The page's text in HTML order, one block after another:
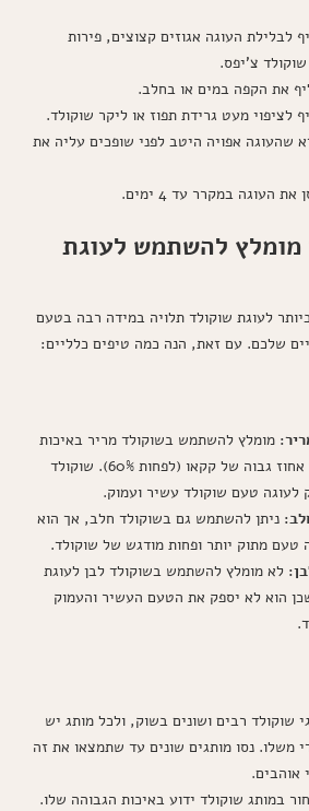
לבלילת העוגה אגוזים קצוצים, פירות
צ'יפס.
את הקפה במים או בחלב.
לציפוי מעט גרידת תפוז או ליקר שוקולד.
שהעוגה אפויה היטב לפני שופכים עליה את
העוגה במקרר עד 4 ימים.
מומלץ להשתמש לעוגת
לעוגת שוקולד תלויה במידה רבה בטעם
שלכם. עם זאת, הנה כמה טיפים כלליים:
מומלץ להשתמש בשוקולד מריר באיכות
גבוהה עם אחוז גבוה של קקאו (לפחות 60%). שוקולד
לעוגה טעם שוקולד עשיר ועמוק.
ניתן להשתמש גם בשוקולד חלב, אך הוא
טעם מתוק יותר ופחות מודגש של שוקולד.
לא מומלץ להשתמש בשוקולד לבן לעוגת
הוא לא יספק את הטעם העשיר והעמוק
שוקולד רבים ושונים בשוק, ולכל מותג יש
משלו. נסו מותגים שונים עד שתמצאו את זה
אוהבים.
במותג שוקולד ידוע באיכות הגבוהה שלו.